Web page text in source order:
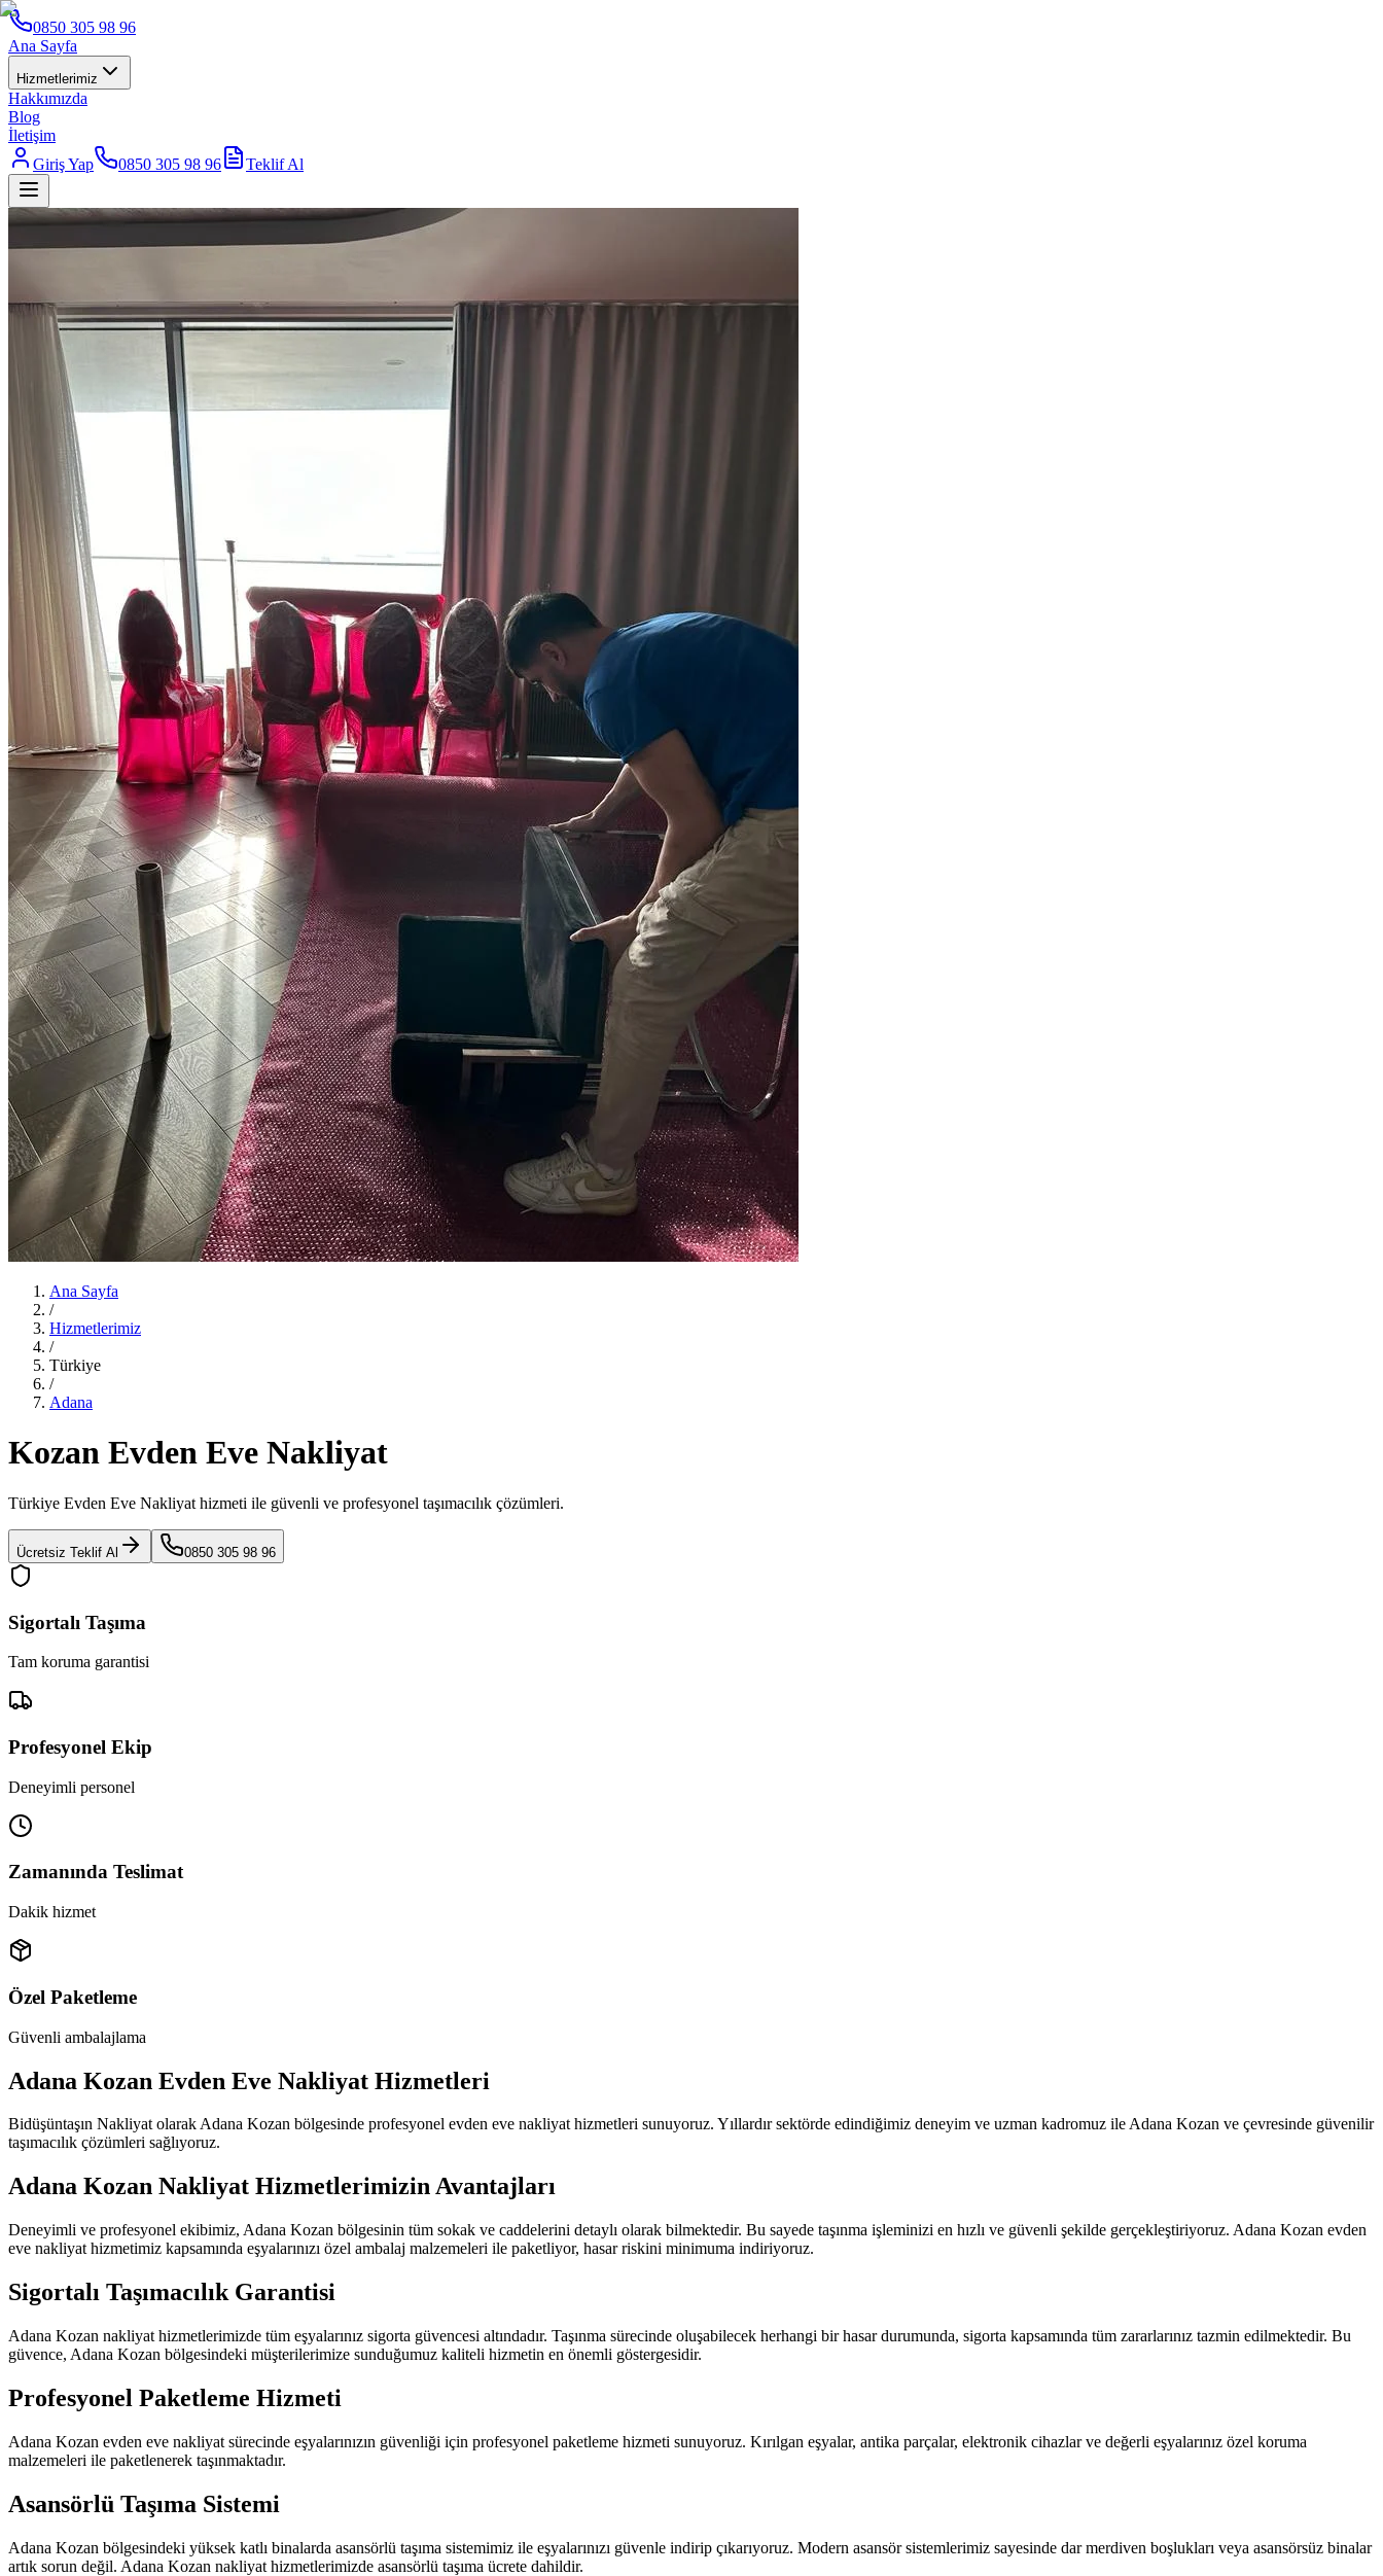
0850 305 98 96
Ana Sayfa
Hizmetlerimiz
Hakkımızda
Blog
İletişim
Giriş Yap
0850 305 98 96 Teklif Al
Ana Sayfa
/
Hizmetlerimiz
/
Türkiye
/
Adana
Kozan Evden Eve Nakliyat
Türkiye Evden Eve Nakliyat hizmeti ile güvenli ve profesyonel taşımacılık çözümleri.
Ücretsiz Teklif Al 0850 305 98 96
Sigortalı Taşıma
Tam koruma garantisi
Profesyonel Ekip
Deneyimli personel
Zamanında Teslimat
Dakik hizmet
Özel Paketleme
Güvenli ambalajlama
Adana Kozan Evden Eve Nakliyat Hizmetleri
Bidüşüntaşın Nakliyat olarak Adana Kozan bölgesinde profesyonel evden eve nakliyat hizmetleri sunuyoruz. Yıllardır sektörde edindiğimiz deneyim ve uzman kadromuz ile Adana Kozan ve çevresinde güvenilir
taşımacılık çözümleri sağlıyoruz.
Adana Kozan Nakliyat Hizmetlerimizin Avantajları
Deneyimli ve profesyonel ekibimiz, Adana Kozan bölgesinin tüm sokak ve caddelerini detaylı olarak bilmektedir. Bu sayede taşınma işleminizi en hızlı ve güvenli şekilde gerçekleştiriyoruz. Adana Kozan evden
eve nakliyat hizmetimiz kapsamında eşyalarınızı özel ambalaj malzemeleri ile paketliyor, hasar riskini minimuma indiriyoruz.
Sigortalı Taşımacılık Garantisi
Adana Kozan nakliyat hizmetlerimizde tüm eşyalarınız sigorta güvencesi altındadır. Taşınma sürecinde oluşabilecek herhangi bir hasar durumunda, sigorta kapsamında tüm zararlarınız tazmin edilmektedir. Bu
güvence, Adana Kozan bölgesindeki müşterilerimize sunduğumuz kaliteli hizmetin en önemli göstergesidir.
Profesyonel Paketleme Hizmeti
Adana Kozan evden eve nakliyat sürecinde eşyalarınızın güvenliği için profesyonel paketleme hizmeti sunuyoruz. Kırılgan eşyalar, antika parçalar, elektronik cihazlar ve değerli eşyalarınız özel koruma
malzemeleri ile paketlenerek taşınmaktadır.
Asansörlü Taşıma Sistemi
Adana Kozan bölgesindeki yüksek katlı binalarda asansörlü taşıma sistemimiz ile eşyalarınızı güvenle indirip çıkarıyoruz. Modern asansör sistemlerimiz sayesinde dar merdiven boşlukları veya asansörsüz binalar
artık sorun değil. Adana Kozan nakliyat hizmetlerimizde asansörlü taşıma ücrete dahildir.